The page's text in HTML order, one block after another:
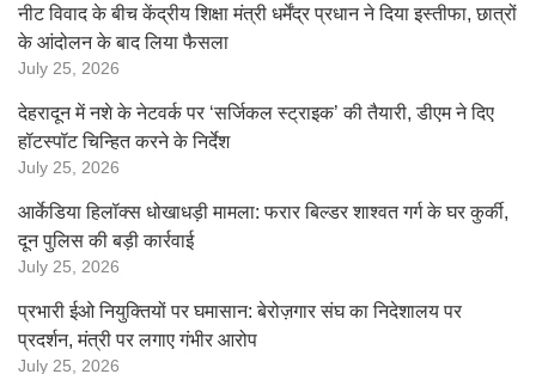
नीट विवाद के बीच केंद्रीय शिक्षा मंत्री धर्मेंद्र प्रधान ने दिया इस्तीफा, छात्रों
के आंदोलन के बाद लिया फैसला
July 25, 2026
देहरादून में नशे के नेटवर्क पर ‘सर्जिकल स्ट्राइक’ की तैयारी, डीएम ने दिए
हॉटस्पॉट चिन्हित करने के निर्देश
July 25, 2026
आर्केडिया हिलॉक्स धोखाधड़ी मामला: फरार बिल्डर शाश्वत गर्ग के घर कुर्की,
दून पुलिस की बड़ी कार्रवाई
July 25, 2026
प्रभारी ईओ नियुक्तियों पर घमासान: बेरोज़गार संघ का निदेशालय पर
प्रदर्शन, मंत्री पर लगाए गंभीर आरोप
July 25, 2026